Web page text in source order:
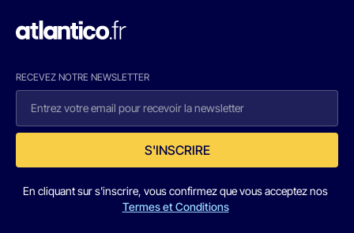
RECEVEZ NOTRE NEWSLETTER
S'INSCRIRE
En cliquant sur s'inscrire, vous confirmez que vous acceptez nos
Termes et Conditions